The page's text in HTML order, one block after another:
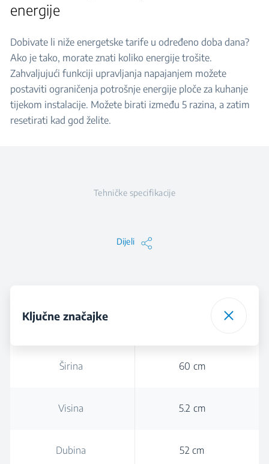
energije
Dobivate li niže energetske tarife u određeno doba dana?
Ako je tako, morate znati koliko energije trošite.
Zahvaljujući funkciji upravljanja napajanjem možete
postaviti ograničenja potrošnje energije ploče za kuhanje
tijekom instalacije. Možete birati između 5 razina, a zatim
resetirati kad god želite.
Tehničke specifikacije
Dijeli
Ključne značajke
Širina 60 cm
Visina 5.2 cm
Dubina 52 cm